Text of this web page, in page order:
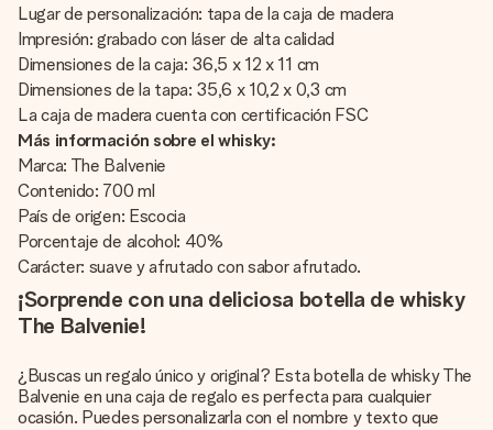
Lugar de personalización: tapa de la caja de madera
Impresión: grabado con láser de alta calidad
Dimensiones de la caja: 36,5 x 12 x 11 cm
Dimensiones de la tapa: 35,6 x 10,2 x 0,3 cm
La caja de madera cuenta con certificación FSC
Más información sobre el whisky:
Marca: The Balvenie
Contenido: 700 ml
País de origen: Escocia
Porcentaje de alcohol: 40%
Carácter: suave y afrutado con sabor afrutado.
¡Sorprende con una deliciosa botella de whisky
The Balvenie!
¿Buscas un regalo único y original? Esta botella de whisky The
Balvenie en una caja de regalo es perfecta para cualquier
ocasión. Puedes personalizarla con el nombre y texto que